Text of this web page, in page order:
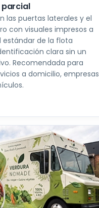
parcial
las puertas laterales y el
con visuales impresos a
estándar de la flota
clara sin un
Recomendada para
a domicilio, empresas